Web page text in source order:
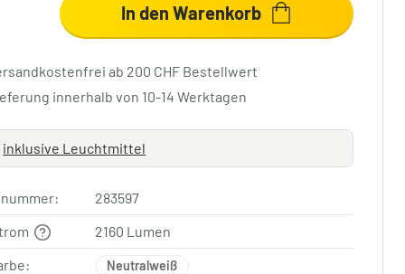
In den Warenkorb
ab 200 CHF Bestellwert
innerhalb von 10-14 Werktagen
inklusive Leuchtmittel
283597
2160 Lumen
Neutralweiß